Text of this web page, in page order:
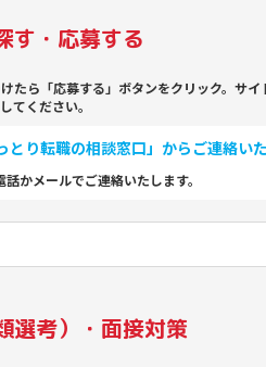
す・応募する
たら「応募する」ボタンをクリック。サイ
てください。
とり転職の相談窓口」からご連絡いた
かメールでご連絡いたします。
選考）・面接対策